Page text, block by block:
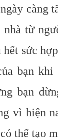
càng
nhà từ
hết sức
bạn khi
bạn
vì hiện
thể tạo